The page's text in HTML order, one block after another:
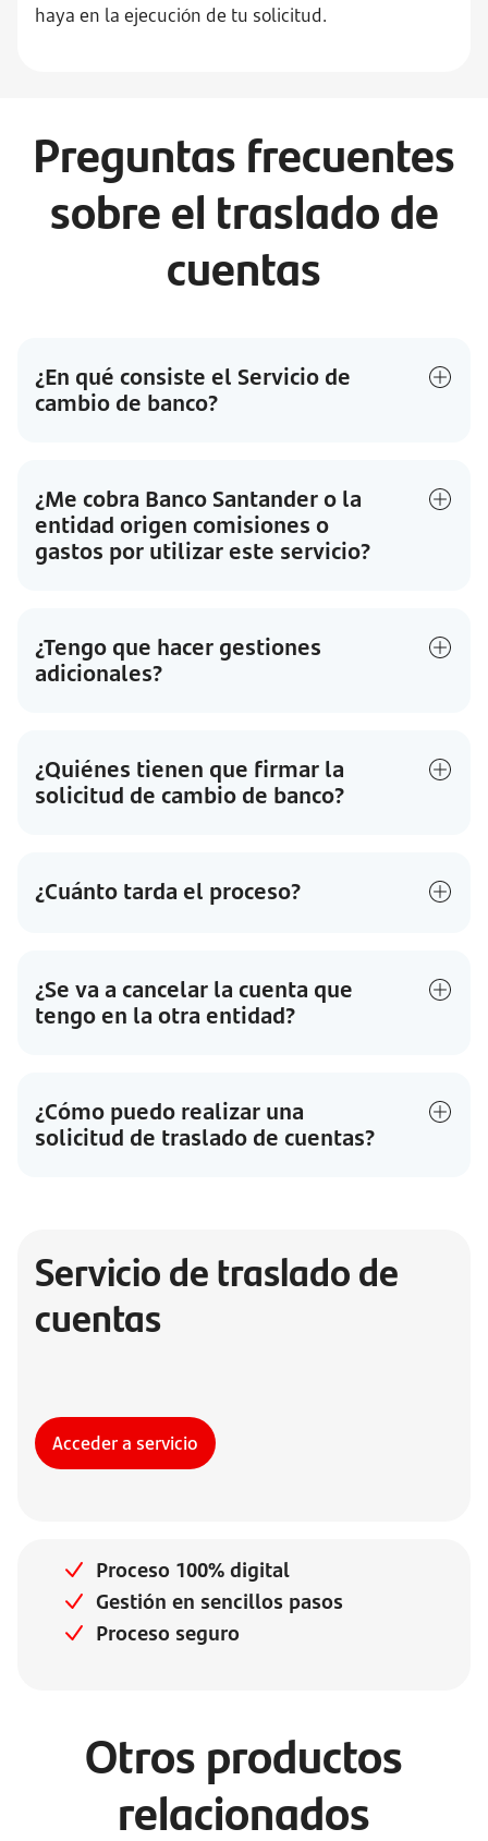
haya en la ejecución de tu solicitud.
Preguntas frecuentes
sobre el traslado de
cuentas
¿En qué consiste el Servicio de
cambio de banco?
¿Me cobra Banco Santander o la
entidad origen comisiones o
gastos por utilizar este servicio?
¿Tengo que hacer gestiones
adicionales?
¿Quiénes tienen que firmar la
solicitud de cambio de banco?
¿Cuánto tarda el proceso?
¿Se va a cancelar la cuenta que
tengo en la otra entidad?
¿Cómo puedo realizar una
solicitud de traslado de cuentas?
Servicio de traslado de
cuentas
Acceder a servicio
Proceso 100% digital
Gestión en sencillos pasos
Proceso seguro
Otros productos
relacionados